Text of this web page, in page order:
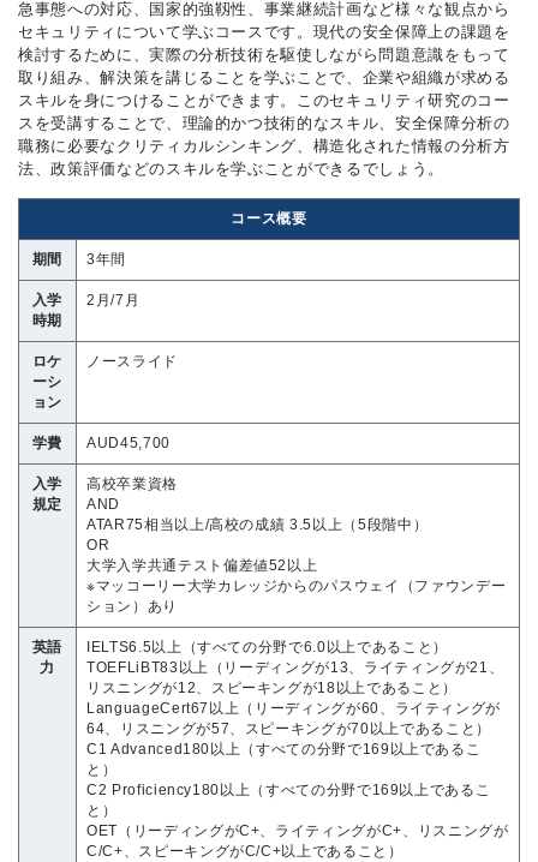
急事態への対応、国家的強靱性、事業継続計画など様々な観点から
セキュリティについて学ぶコースです。現代の安全保障上の課題を
検討するために、実際の分析技術を駆使しながら問題意識をもって
取り組み、解決策を講じることを学ぶことで、企業や組織が求める
スキルを身につけることができます。このセキュリティ研究のコー
スを受講することで、理論的かつ技術的なスキル、安全保障分析の
職務に必要なクリティカルシンキング、構造化された情報の分析方
法、政策評価などのスキルを学ぶことができるでしょう。
コース概要
期間 3年間
入学
時期
2月/7月
ロケ
ーシ
ョン
ノースライド
学費 AUD45,700
入学
規定
高校卒業資格
AND
ATAR75相当以上/高校の成績 3.5以上（5段階中）
OR
大学入学共通テスト偏差値52以上
※マッコーリー大学カレッジからのパスウェイ（ファウンデー
ション）あり
英語
力
IELTS6.5以上（すべての分野で6.0以上であること）
TOEFLiBT83以上（リーディングが13、ライティングが21、
リスニングが12、スピーキングが18以上であること）
LanguageCert67以上（リーディングが60、ライティングが
64、リスニングが57、スピーキングが70以上であること）
C1 Advanced180以上（すべての分野で169以上であるこ
と）
C2 Proficiency180以上（すべての分野で169以上であるこ
と）
OET（リーディングがC+、ライティングがC+、リスニングが
C/C+、スピーキングがC/C+以上であること）